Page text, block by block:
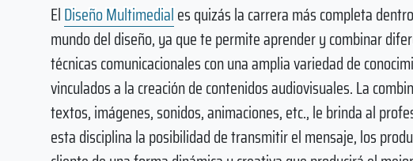
ElDiseño Multimediales quizás la carrera más completa
mundo del diseño, ya que te permite aprender y combinar
técnicas comunicacionales con una amplia variedad de
vinculados a la creación de contenidos audiovisuales. La
textos, imágenes, sonidos, animaciones, etc., le brinda al
esta disciplina la posibilidad de transmitir el mensaje, los